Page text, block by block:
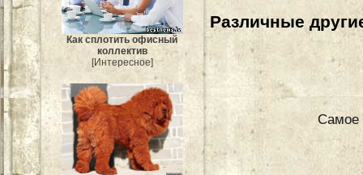
Как сплотить офисный
коллектив
[Интересное]
Различные
Самое